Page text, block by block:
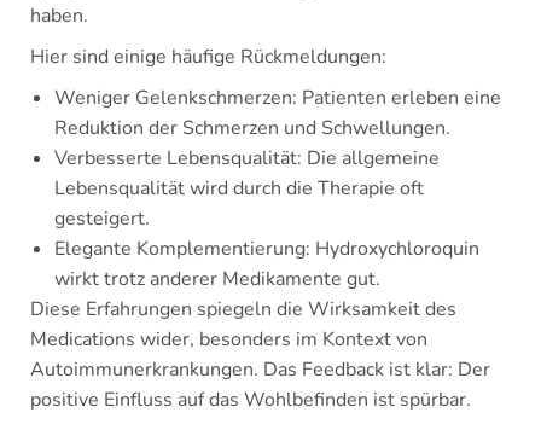
haben.
Hier sind einige häufige Rückmeldungen:
Weniger Gelenkschmerzen: Patienten erleben eine
Reduktion der Schmerzen und Schwellungen.
Verbesserte Lebensqualität: Die allgemeine
Lebensqualität wird durch die Therapie oft
gesteigert.
Elegante Komplementierung: Hydroxychloroquin
wirkt trotz anderer Medikamente gut.
Diese Erfahrungen spiegeln die Wirksamkeit des
Medications wider, besonders im Kontext von
Autoimmunerkrankungen. Das Feedback ist klar: Der
positive Einfluss auf das Wohlbefinden ist spürbar.